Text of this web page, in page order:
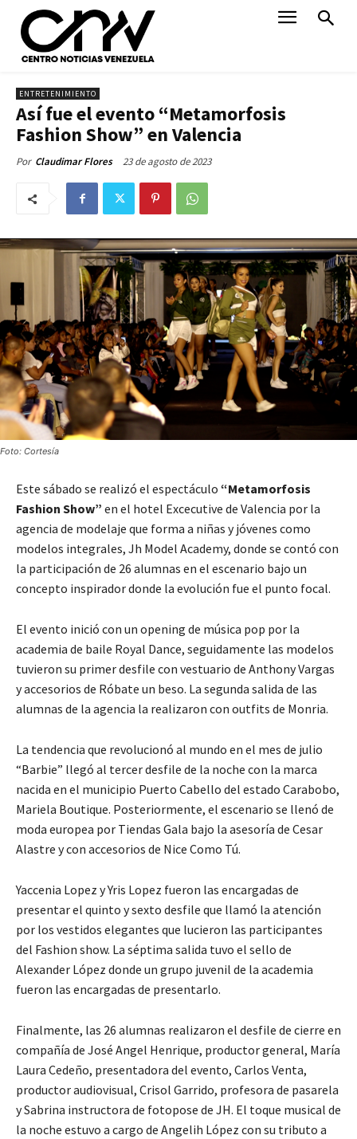
ENTRETENIMIENTO
Así fue el evento “Metamorfosis
Fashion Show” en Valencia
Por Claudimar Flores 23 de agosto de 2023
Foto: Cortesía
Este sábado se realizó el espectáculo “Metamorfosis
Fashion Show” en el hotel Excecutive de Valencia por la
agencia de modelaje que forma a niñas y jóvenes como
modelos integrales, Jh Model Academy, donde se contó con
la participación de 26 alumnas en el escenario bajo un
concepto inspirador donde la evolución fue el punto focal.
El evento inició con un opening de música pop por la
academia de baile Royal Dance, seguidamente las modelos
tuvieron su primer desfile con vestuario de Anthony Vargas
y accesorios de Róbate un beso. La segunda salida de las
alumnas de la agencia la realizaron con outfits de Monria.
La tendencia que revolucionó al mundo en el mes de julio
“Barbie” llegó al tercer desfile de la noche con la marca
nacida en el municipio Puerto Cabello del estado Carabobo,
Mariela Boutique. Posteriormente, el escenario se llenó de
moda europea por Tiendas Gala bajo la asesoría de Cesar
Alastre y con accesorios de Nice Como Tú.
Yaccenia Lopez y Yris Lopez fueron las encargadas de
presentar el quinto y sexto desfile que llamó la atención
por los vestidos elegantes que lucieron las participantes
del Fashion show. La séptima salida tuvo el sello de
Alexander López donde un grupo juvenil de la academia
fueron las encargadas de presentarlo.
Finalmente, las 26 alumnas realizaron el desfile de cierre en
compañía de José Angel Henrique, productor general, María
Laura Cedeño, presentadora del evento, Carlos Venta,
productor audiovisual, Crisol Garrido, profesora de pasarela
y Sabrina instructora de fotopose de JH. El toque musical de
la noche estuvo a cargo de Angelih López con su tributo a